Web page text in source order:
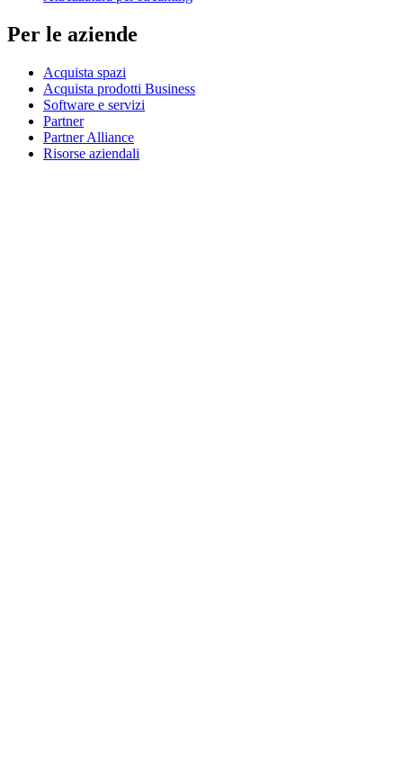
Per le aziende
Acquista spazi
Acquista prodotti Business
Software e servizi
Partner
Partner Alliance
Risorse aziendali